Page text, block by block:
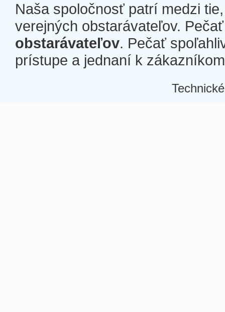
Naša spoločnosť patrí medzi
verejných obstarávateľov.
obstarávateľov. Pečať
prístupe a jednaní k